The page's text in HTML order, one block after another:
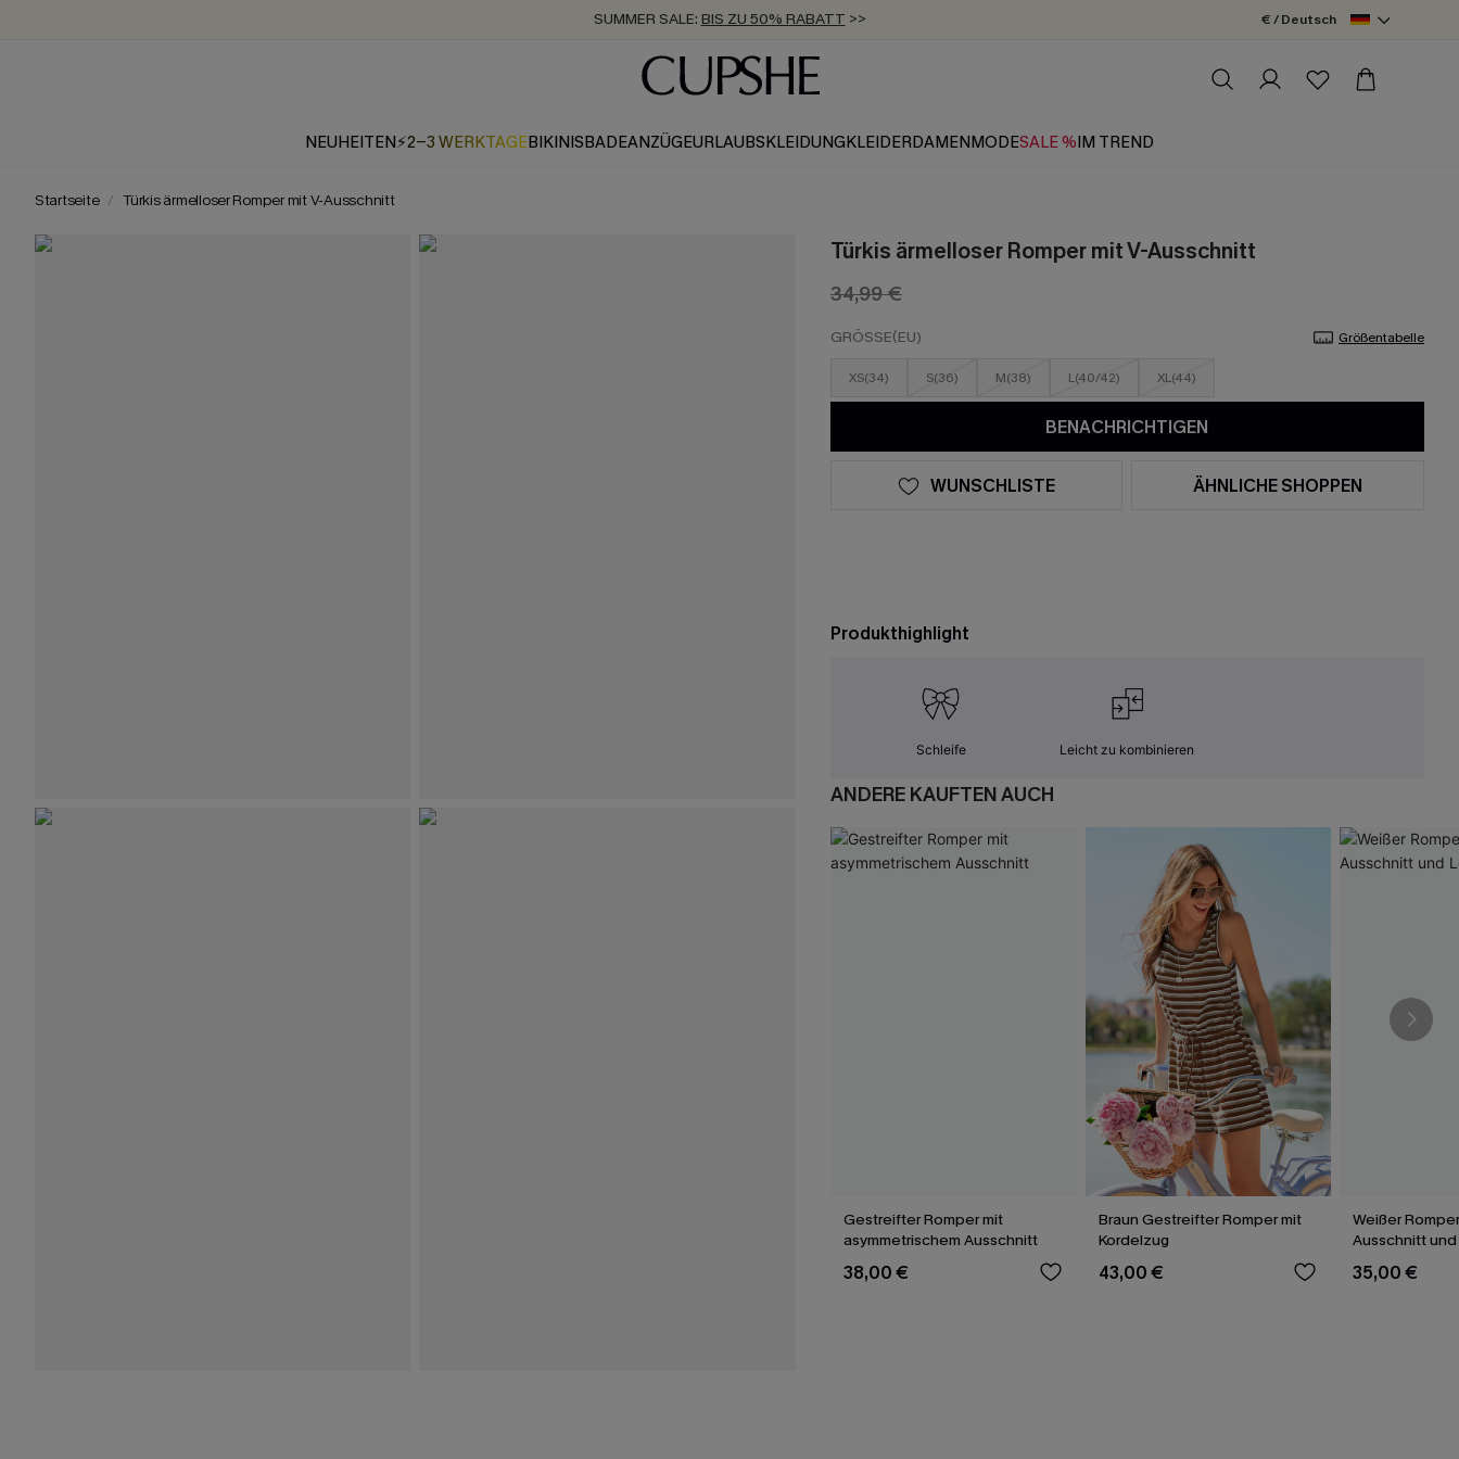
SUMMER SALE: BIS ZU 50% RABATT >>
ZUM NEWSLETTER:BIS ZU -20% EXTRA ERHALTEN
KOSTENLOSER VERSAND AB 89 €
€ / Deutsch
NEUHEITEN⚡2-3 WERKTAGEBIKINISBADEANZÜGEURLAUBSKLEIDUNGKLEIDERDAMENMODESALE %IM TREND
Startseite Türkis ärmelloser Romper mit V-Ausschnitt
Türkis ärmelloser Romper mit V-Ausschnitt
34,99 €
GRÖSSE(EU) Größentabelle
XS(34) S(36) M(38) L(40/42) XL(44)
BENACHRICHTIGEN
WUNSCHLISTE ÄHNLICHE SHOPPEN
Produkthighlight
Schleife Leicht zu kombinieren
ANDERE KAUFTEN AUCH
Gestreifter Romper mit
asymmetrischem Ausschnitt
38,00 €
Braun Gestreifter Romper mit
Kordelzug
43,00 €
Weißer
Ausschnitt
35,00 €